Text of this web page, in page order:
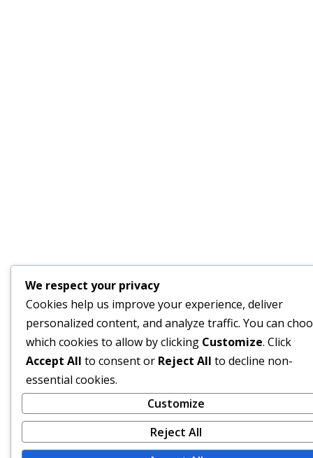
We respect your privacy
Cookies help us improve your experience, deliver
personalized content, and analyze traffic. You can
which cookies to allow by clicking Customize. Click
Accept All to consent or Reject All to decline non-
essential cookies.
Customize
Reject All